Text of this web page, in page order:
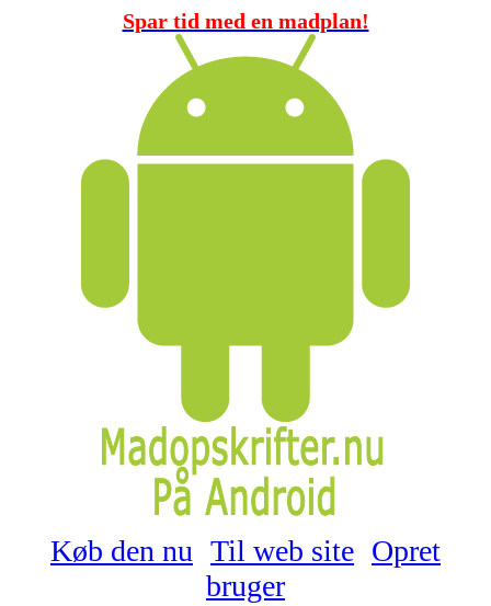
Spar tid med en madplan!
Køb den nu Til web site Opret
bruger